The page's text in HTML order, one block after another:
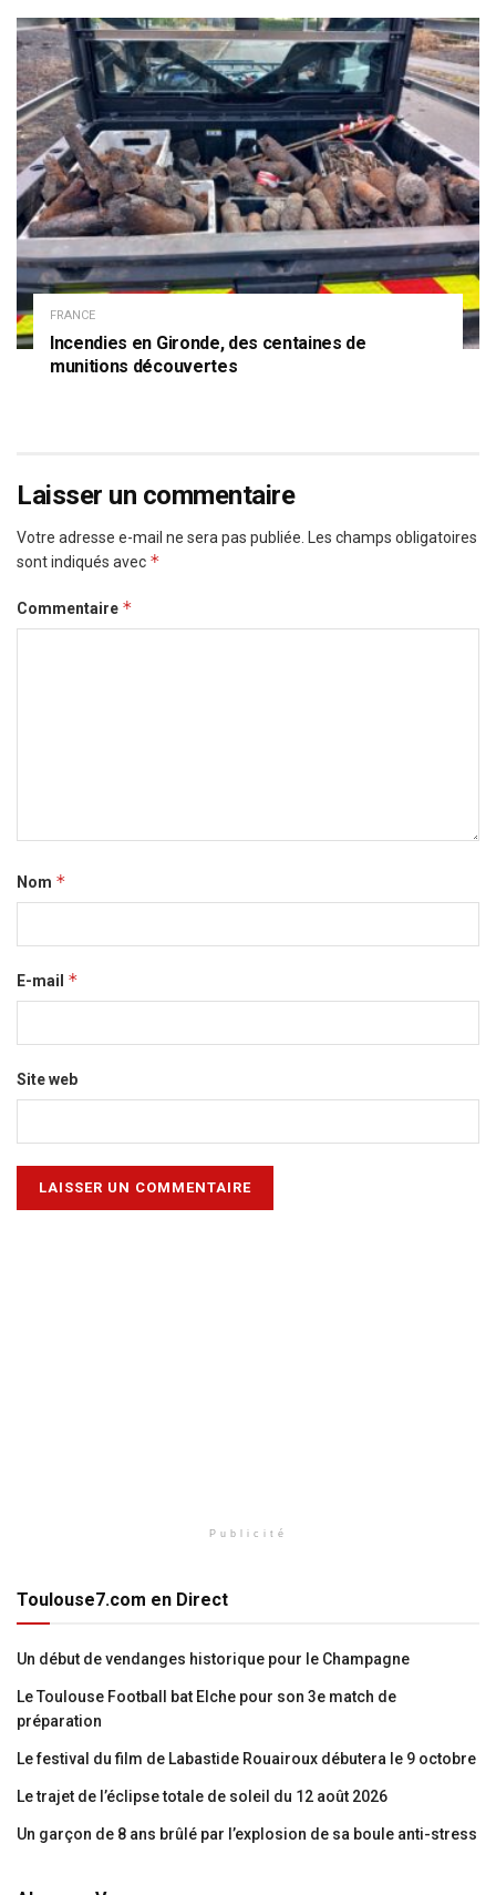
FRANCE
Incendies en Gironde, des centaines de
munitions découvertes
Laisser un commentaire
Votre adresse e-mail ne sera pas publiée.
Les champs obligatoires
sont indiqués avec *
Commentaire *
Nom *
E-mail *
Site web
Publicité
Toulouse7.com en Direct
Un début de vendanges historique pour le Champagne
Le Toulouse Football bat Elche pour son 3e match de
préparation
Le festival du film de Labastide Rouairoux débutera le 9 octobre
Le trajet de l’éclipse totale de soleil du 12 août 2026
Un garçon de 8 ans brûlé par l’explosion de sa boule anti-stress